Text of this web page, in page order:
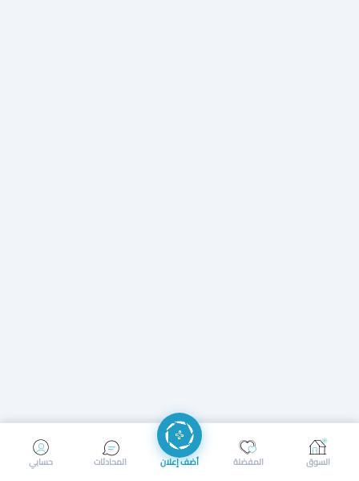
إرسال رسالة إجراء مكالمة
حسابي المحادثات أضف إعلان المفضلة السوق